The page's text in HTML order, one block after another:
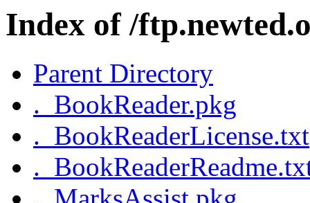
Index of /
Parent Directory
._BookReader.pkg
._BookReaderLicense.txt